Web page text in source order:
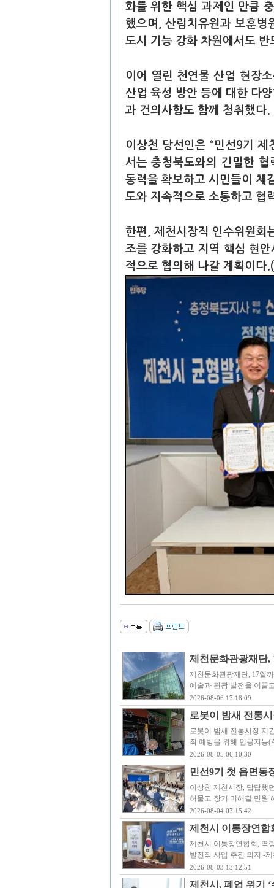
화를 위한 핵심 과제인 만큼
했으며, 산림치유원과 보훈병
도시 기능 강화 차원에서도
이어 열린 천연물 산업 현장
산업 육성 방안 등에 대한 다
과 건의사항도 함께 청취했다.
이상천 당선인은 “민선9기
서는 충청북도와의 긴밀한
동력을 확보하고 시민들이 체
도와 지속적으로 소통하고 협
한편, 제천시장직 인수위원회
조를 강화하고 지역 핵심 현
적으로 협의해 나갈 계획이다
제천문화관광재단,
제천문화관광재단, 17일
예술과 관광 발전을 이끌
2026-08-06 17:18:09
로봇이 밤새 전통
로봇이 밤새 전통시장 지
죄 예방을 위해 인공지능
2026-08-05 06:10:30
민선9기 첫 읍면동
이상천 제천시장, 답답했
허물고 장기 미해결 민원
2026-08-04 07:15:42
제천시 이통장연합
제천시 이통장연합회, 역
발전적 사업 추진 의지 -
2026-08-03 13:12:51
제천시, 폐업 위기